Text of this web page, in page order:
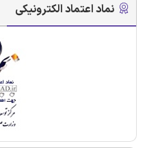
نماد اعتماد الکترونیکی